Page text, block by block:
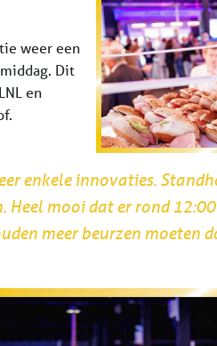
weer een
Dit
en
enkele innovaties.
Heel mooi dat er rond
meer beurzen moeten